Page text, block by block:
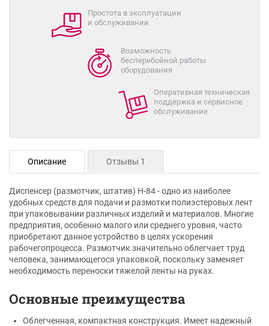
Простота в эксплуатации
и обслуживании
Возможность
бесперебойной работы
оборудования
Оперативная техническая
поддержка и сервисное
обслуживание
Описание Отзывы 1
Диспенсер (размотчик, штатив) Н-84 - одно из наиболее
удобных средств для подачи и размотки полиэстеровых лент
при упаковывании различных изделий и материалов. Многие
предприятия, особенно малого или среднего уровня, часто
приобретают данное устройство в целях ускорения
рабочегопроцесса. Размотчик значительно облегчает труд
человека, занимающегося упаковкой, поскольку заменяет
необходимость переноски тяжелой ленты на руках.
Основные преимущества
Облегченная, компактная конструкция. Имеет надежный